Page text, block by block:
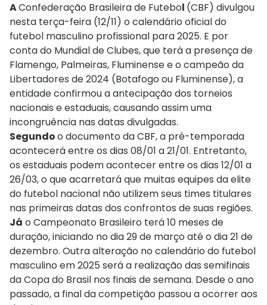
AConfederação Brasileira de Futebol (CBF) divulgou
nesta terça-feira (12/11) o calendário oficial do
futebol masculino profissional para 2025. E por
conta do Mundial de Clubes, que terá a presença de
Flamengo, Palmeiras, Fluminense e o campeão da
Libertadores de 2024 (Botafogo ou Fluminense), a
entidade confirmou a antecipação dos torneios
nacionais e estaduais, causando assim uma
incongruência nas datas divulgadas.
Segundoo documento da CBF, a pré-temporada
acontecerá entre os dias 08/01 a 21/01. Entretanto,
os estaduais podem acontecer entre os dias 12/01 a
26/03, o que acarretará que muitas equipes da elite
do futebol nacional não utilizem seus times titulares
nas primeiras datas dos confrontos de suas regiões.
Já o Campeonato Brasileiro terá 10 meses de
duração, iniciando no dia 29 de março até o dia 21 de
dezembro. Outra alteração no calendário do futebol
masculino em 2025 será a realização das semifinais
da Copa do Brasil nos finais de semana. Desde o ano
passado, a final da competição passou a ocorrer aos